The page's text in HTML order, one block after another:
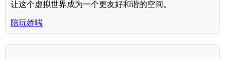
让这个虚拟世界成为一个更友好和谐的空间。
陪玩娇喘